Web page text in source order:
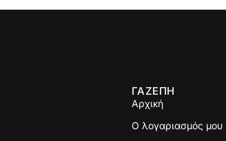
ΓΑΖΕΠΗ
Αρχική
Ο λογαριασμός μου